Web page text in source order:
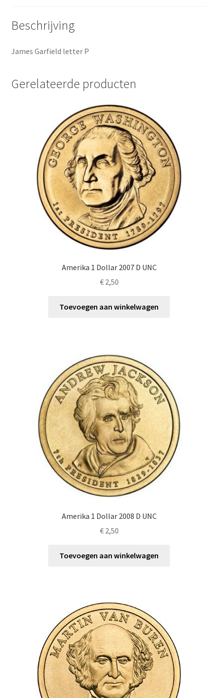
Beschrijving
James Garfield letter P
Gerelateerde producten
Amerika 1 Dollar 2007 D UNC
€2,50
Toevoegen aan winkelwagen
Amerika 1 Dollar 2008 D UNC
€2,50
Toevoegen aan winkelwagen